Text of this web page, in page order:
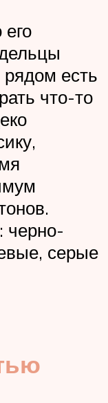
есть
что-то
черно-
серые